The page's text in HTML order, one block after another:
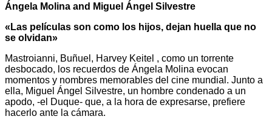
Ángela Molina and Miguel Ángel Silvestre
«Las películas son como los hijos, dejan huella que no
se olvidan»
Mastroianni, Buñuel, Harvey Keitel , como un torrente
desbocado, los recuerdos de Ángela Molina evocan
momentos y nombres memorables del cine mundial. Junto a
ella, Miguel Ángel Silvestre, un hombre condenado a un
apodo, -el Duque- que, a la hora de expresarse, prefiere
hacerlo ante la cámara.